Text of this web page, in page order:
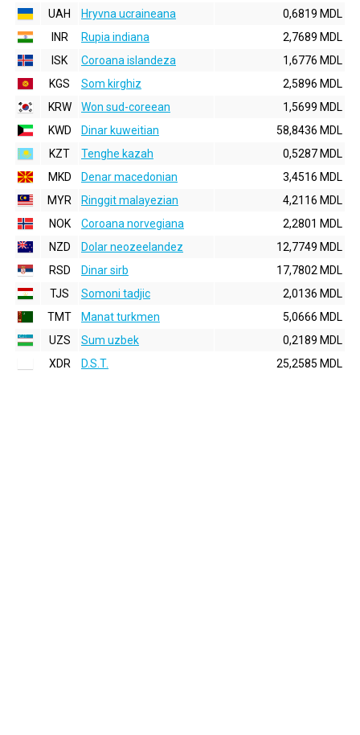
UAH
Hryvna ucraineana
0,6819 MDL
INR
Rupia indiana
2,7689 MDL
ISK
Coroana islandeza
1,6776 MDL
KGS
Som kirghiz
2,5896 MDL
KRW
Won sud-coreean
1,5699 MDL
KWD
Dinar kuweitian
58,8436 MDL
KZT
Tenghe kazah
0,5287 MDL
MKD
Denar macedonian
3,4516 MDL
MYR
Ringgit malayezian
4,2116 MDL
NOK
Coroana norvegiana
2,2801 MDL
NZD
Dolar neozeelandez
12,7749 MDL
RSD
Dinar sirb
17,7802 MDL
TJS
Somoni tadjic
2,0136 MDL
TMT
Manat turkmen
5,0666 MDL
UZS
Sum uzbek
0,2189 MDL
XDR
D.S.T. 25,2585 MDL